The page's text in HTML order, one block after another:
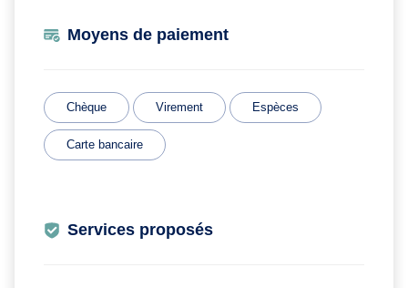
Moyens de paiement
Chèque Virement Espèces
Carte bancaire
Services proposés